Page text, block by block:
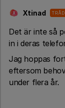
X Xtinad
Det är inte så
in i deras
Jag hoppas
eftersom
under flera år.